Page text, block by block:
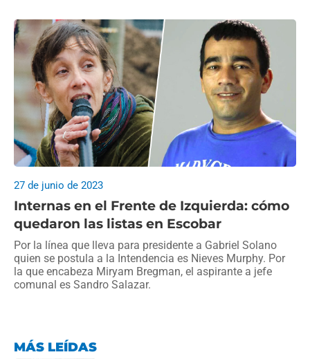
Internas en el Frente de Izquierda: cómo
quedaron las listas en Escobar
27 de junio de 2023
Por la línea que lleva para presidente a Gabriel Solano
quien se postula a la Intendencia es Nieves Murphy. Por
la que encabeza Miryam Bregman, el aspirante a jefe
comunal es Sandro Salazar.
MÁS LEÍDAS